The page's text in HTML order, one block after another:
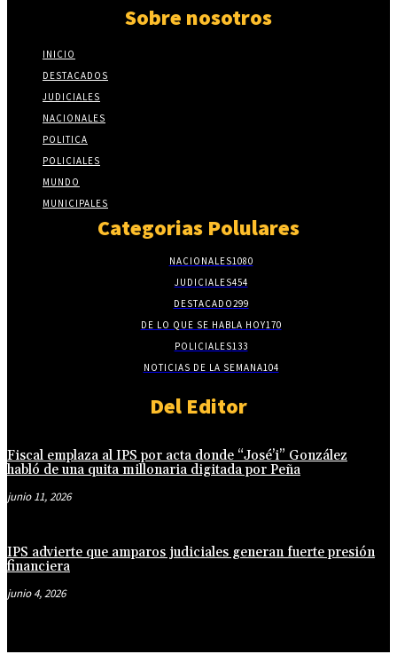
Sobre nosotros
INICIO
DESTACADOS
JUDICIALES
NACIONALES
POLITICA
POLICIALES
MUNDO
MUNICIPALES
Categorias Polulares
NACIONALES1080
JUDICIALES454
DESTACADO299
DE LO QUE SE HABLA HOY170
POLICIALES133
NOTICIAS DE LA SEMANA104
Del Editor
Fiscal emplaza al IPS por acta donde “José’i” González
habló de una quita millonaria digitada por Peña
junio 11, 2026
IPS advierte que amparos judiciales generan fuerte presión
financiera
junio 4, 2026